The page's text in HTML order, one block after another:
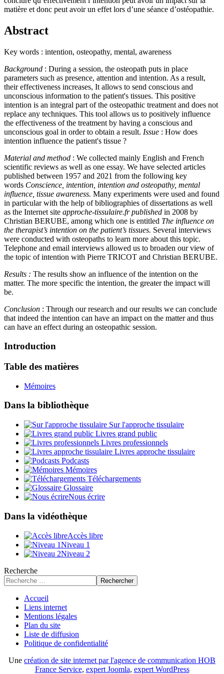
matière et donc peut avoir un effet lors d’une séance d’ostéopathie.
Abstract
Key words : intention, osteopathy, mental, awareness
Background : During a session, the osteopath puts in place
parameters such as presence, attention and intention. As a result,
their effectiveness increases, It allows to send conscious and
unconscious information to the patient's tissues. This positive
intention is an integral part of the osteopathic treatment and does not
replace any techniques. This tool allows us to positively influence
the effectiveness of the treatment by having a conscious and
unconscious goal in order to obtain a result. Issue : How does
intention influence the patient's tissue ?
Material and method : We collected mainly English and French
scientific reviews as well as one essay. We have selected articles
published between 1957 and 2021 from the following key
words Conscience, intention, intention and osteopathy, mental
influence, tissue awareness. Many experiments were used and found
in particular with the help of bibliographies of dissertations as well
as the Internet site approche-tissulaire.fr published in 2008 by
Christian BERUBE, among which one is entitled The influence on
the therapist’s intention on the patient’s tissues. Several interviews
were conducted with osteopaths to learn more about this topic.
Telephone and email interviews allowed us to broaden our view of
the topic of intention with Pierre TRICOT and Christian BERUBE.
Results : The results show an influence of the intention on the
matter. The more specific the intention, the greater the impact will
be.
Conclusion : Through our research and our results we can conclude
that indeed the intention can have an impact on the matter and thus
can have an effect during an osteopathic session.
Introduction
Table des matières
Mémoires
Dans la bibliothèque
Sur l'approche tissulaire
Livres grand public
Livres professionnels
Livres approche tissulaire
Podcasts
Mémoires
Téléchargements
Glossaire
Nous écrire
Dans la vidéothèque
Accès libre
Niveau 1
Niveau 2
Recherche
Rechercher
Accueil
Liens internet
Mentions légales
Plan du site
Liste de diffusion
Politique de confidentialité
Une création de site internet par l'agence de communication HOB
France Service, expert Joomla, expert WordPress